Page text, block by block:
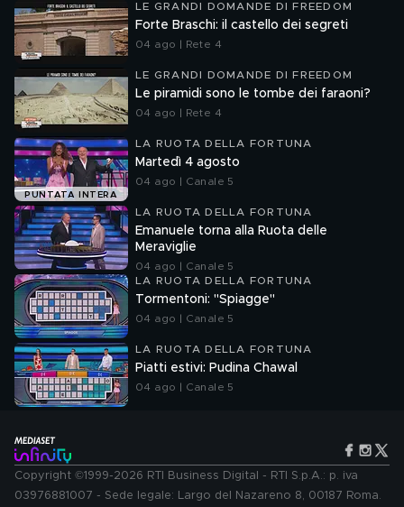
LE GRANDI DOMANDE DI FREEDOM
Forte Braschi: il castello dei segreti
04 ago | Rete 4
LE GRANDI DOMANDE DI FREEDOM
Le piramidi sono le tombe dei faraoni?
04 ago | Rete 4
PUNTATA INTERA
LA RUOTA DELLA FORTUNA
Martedì 4 agosto
04 ago | Canale 5
LA RUOTA DELLA FORTUNA
Emanuele torna alla Ruota delle
Meraviglie
04 ago | Canale 5
LA RUOTA DELLA FORTUNA
Tormentoni: "Spiagge"
04 ago | Canale 5
LA RUOTA DELLA FORTUNA
Piatti estivi: Pudina Chawal
04 ago | Canale 5
Copyright ©1999-2026 RTI Business Digital - RTI S.p.A.: p. iva
03976881007 - Sede legale: Largo del Nazareno 8, 00187 Roma.